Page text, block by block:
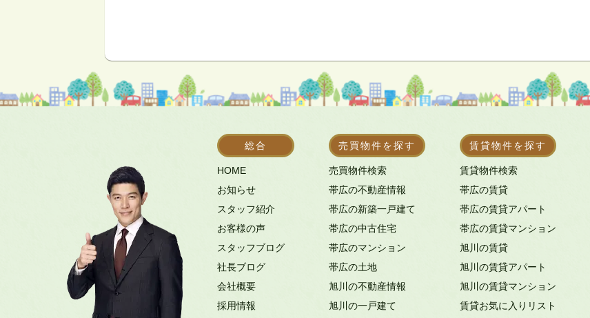
総合
HOME
お知らせ
スタッフ紹介
お客様の声
スタッフブログ
社長ブログ
会社概要
採用情報
売買物件を探す
売買物件検索
帯広の不動産情報
帯広の新築一戸建て
帯広の中古住宅
帯広のマンション
帯広の土地
旭川の不動産情報
旭川の一戸建て
賃貸物件を探す
賃貸物件検索
帯広の賃貸
帯広の賃貸アパート
帯広の賃貸マンション
旭川の賃貸
旭川の賃貸アパート
旭川の賃貸マンション
賃貸お気に入りリスト